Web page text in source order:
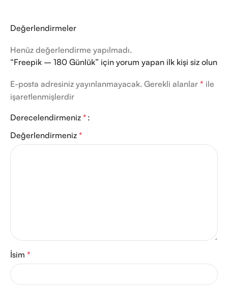
Değerlendirmeler
Henüz değerlendirme yapılmadı.
“Freepik – 180 Günlük” için yorum yapan ilk kişi siz olun
E-posta adresiniz yayınlanmayacak. Gerekli alanlar * ile
işaretlenmişlerdir
Derecelendirmeniz *
Değerlendirmeniz *
İsim *